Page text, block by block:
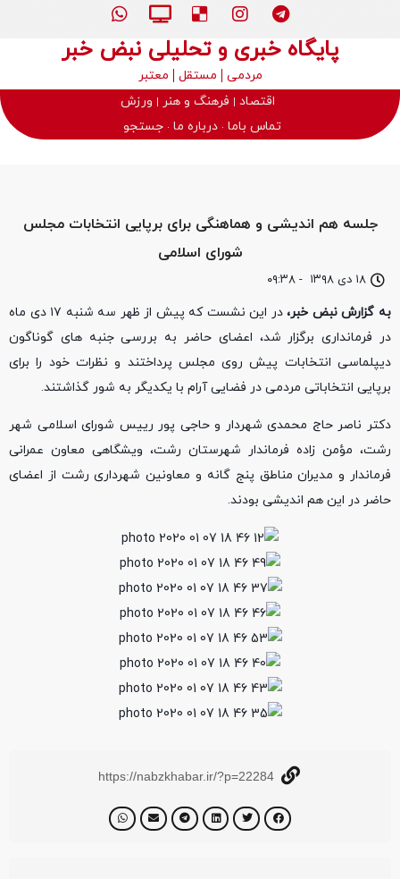
پایگاه خبری و تحلیلی نبض خبر
مردمی مستقل
معتبر
اقتصاد
فرهنگ و هنر
ورزش
تماس باما درباره ما جستجو
۱۸ دی ۱۳۹۸ - ۰۹:۳۸
جلسه هم اندیشی و هماهنگی برای برپایی انتخابات مجلس
شورای اسلامی
به گزارش نبض خبر،
در این نشست که پیش از ظهر سه شنبه ۱۷ دی ماه
در فرمانداری برگزار شد، اعضای حاضر به بررسی جنبه های گوناگون
دیپلماسی انتخابات پیش روی مجلس پرداختند و نظرات خود را برای
برپایی انتخاباتی مردمی در فضایی آرام با یکدیگر به شور گذاشتند.
دکتر ناصر حاج محمدی شهردار و حاجی پور رییس شورای اسلامی شهر
رشت، مؤمن زاده فرماندار شهرستان رشت، ویشگاهی معاون عمرانی
فرماندار و مدیران مناطق پنج گانه و معاونین شهرداری رشت از اعضای
حاضر در این‌ هم اندیشی بودند.
https://nabzkhabar.ir/?p=22284